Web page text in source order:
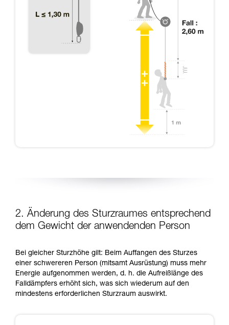
2. Änderung des Sturzraumes entsprechend
dem Gewicht der anwendenden Person
Bei gleicher Sturzhöhe gilt: Beim Auffangen des Sturzes
einer schwereren Person (mitsamt Ausrüstung) muss mehr
Energie aufgenommen werden, d. h. die Aufreißlänge des
Falldämpfers erhöht sich, was sich wiederum auf den
mindestens erforderlichen Sturzraum auswirkt.